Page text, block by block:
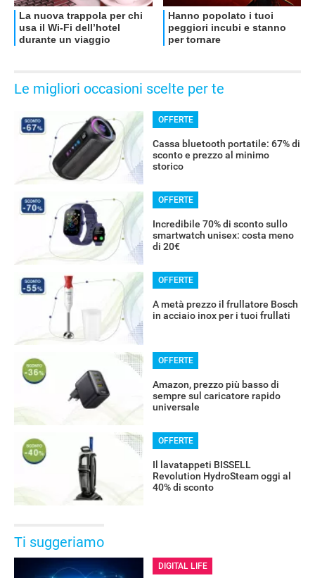
Le migliori occasioni scelte per te
OFFERTE
Cassa bluetooth portatile: 67% di
sconto e prezzo al minimo
storico
OFFERTE
Incredibile 70% di sconto sullo
smartwatch unisex: costa meno
di 20€
OFFERTE
A metà prezzo il frullatore Bosch
in acciaio inox per i tuoi frullati
OFFERTE
Amazon, prezzo più basso di
sempre sul caricatore rapido
universale
OFFERTE
Il lavatappeti BISSELL
Revolution HydroSteam oggi al
40% di sconto
Ti suggeriamo
DIGITAL LIFE